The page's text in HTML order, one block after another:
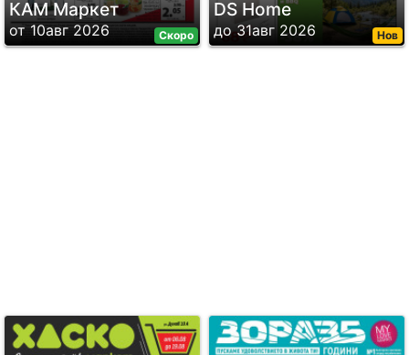
Скоро
КАМ Маркет
от 10авг 2026 Нов
DS Home
до 31авг 2026